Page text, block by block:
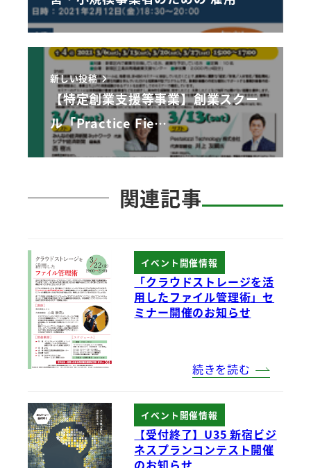
新しい投稿
【特定創業支援等事業】創業スクー
ル「Practice Fie…
関連記事
イベント開催情報
「クラウドストレージを活
用したファイル管理術」セ
ミナー開催のお知らせ
続きを読む
イベント開催情報
【受付終了】U35 新宿ビジ
ネスプランコンテスト開催
のお知らせ